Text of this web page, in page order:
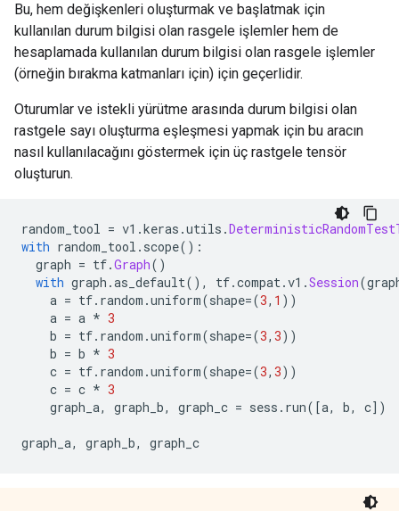
Bu, hem değişkenleri oluşturmak ve başlatmak için
kullanılan durum bilgisi olan rasgele işlemler hem de
hesaplamada kullanılan durum bilgisi olan rasgele işlemler
(örneğin bırakma katmanları için) için geçerlidir.
Oturumlar ve istekli yürütme arasında durum bilgisi olan
rastgele sayı oluşturma eşleşmesi yapmak için bu aracın
nasıl kullanılacağını göstermek için üç rastgele tensör
oluşturun.
random_tool = v1 .keras .utils .
with random_tool . scope():
graph = tf.Graph()
with graph .as_default(), tf.compat.v1 .Session(
a = tf. random .uniform(shape=(3, 1 ))
a = a * 3
b = tf. random .uniform(shape=(3, 3))
b = b * 3
c = tf. random .uniform(shape=(3, 3))
c = c * 3
graph_a, graph_b, graph_c = sess . run([a, b, c])
graph_a, graph_b, graph_c